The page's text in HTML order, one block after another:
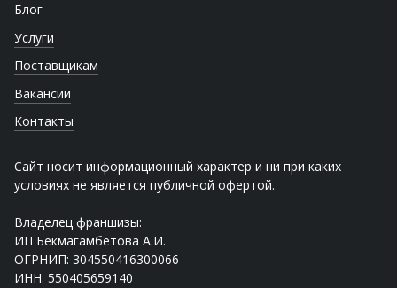
Блог
Услуги
Поставщикам
Вакансии
Контакты
Сайт носит информационный характер и ни при каких
условиях не является публичной офертой.
Владелец франшизы:
ИП Бекмагамбетова А.И.
ОГРНИП: 304550416300066
ИНН: 550405659140